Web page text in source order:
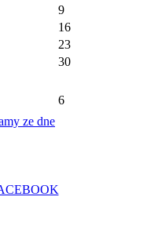
9
16
23
30
ze dne
6